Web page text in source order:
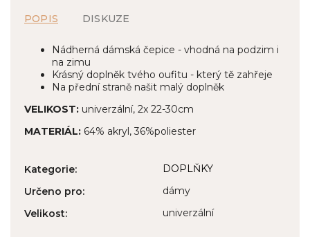
POPIS DISKUZE
Nádherná dámská čepice - vhodná na podzim i
na zimu
Krásný doplněk tvého oufitu - který tě zahřeje
Na přední straně našit malý doplněk
VELIKOST: univerzální, 2x 22-30cm
MATERIÁL: 64% akryl, 36%poliester
Kategorie:
DOPLŇKY
Určeno pro:
dámy
Velikost: univerzální